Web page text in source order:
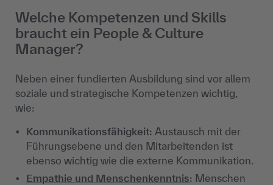
Welche Kompetenzen und Skills
braucht ein People & Culture
Manager?
Neben einer fundierten Ausbildung sind vor allem
soziale und strategische Kompetenzen wichtig,
wie:
Kommunikationsfähigkeit: Austausch mit der
Führungsebene und den Mitarbeitenden ist
ebenso wichtig wie die externe Kommunikation.
Empathie und Menschenkenntnis: Menschen